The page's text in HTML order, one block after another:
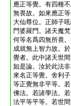
應正等覺。有四種
無畏故。如來應正
大仙尊位。正師子
門婆羅門。諸天魔
何等名爲四無所畏
成就無上智力故。
覺者。此中諸天世
如是論。汝於此法
來名正等覺。舍利
等正覺無非平等。
佛法。若諸學法。
法平等平等。若世